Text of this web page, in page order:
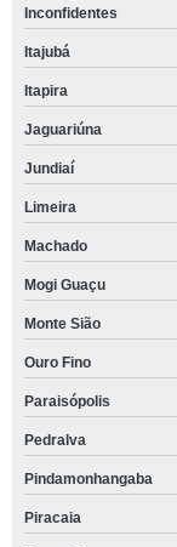
Inconfidentes
Itajubá
Itapira
Jaguariúna
Jundiaí
Limeira
Machado
Mogi Guaçu
Monte Sião
Ouro Fino
Paraisópolis
Pedralva
Pindamonhangaba
Piracaia